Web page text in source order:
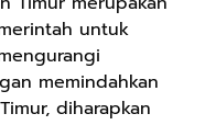
untuk
memindahkan
diharapkan